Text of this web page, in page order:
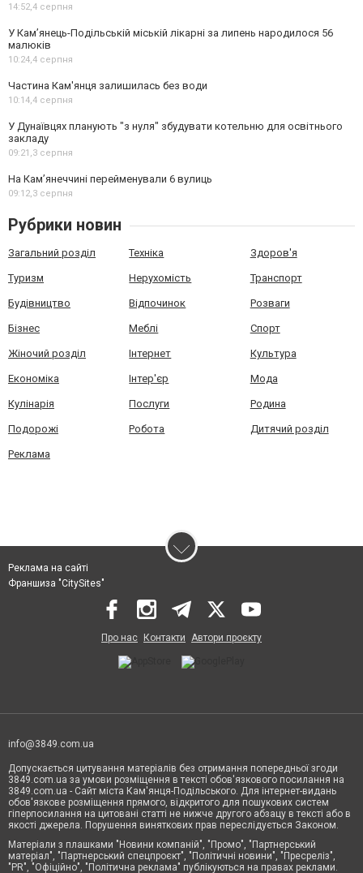
14:52,4 серпня
У Кам’янець-Подільській міській лікарні за липень народилося 56
малюків
10:24,4 серпня
Частина Кам'янця залишилась без води
10:14,4 серпня
У Дунаївцях планують "з нуля" збудувати котельню для освітнього
закладу
09:21,3 серпня
На Камʼянеччині перейменували 6 вулиць
09:12,3 серпня
Рубрики новин
Загальний розділ Техніка Здоров'я
Туризм Нерухомість Транспорт
Будівництво Відпочинок Розваги
Бізнес Меблі Спорт
Жіночий розділ Інтернет Культура
Економіка Інтер'єр Мода
Кулінарія Послуги Родина
Подорожі Робота Дитячий розділ
Реклама
Реклама на сайті
Франшиза "CitySites"
Про нас Контакти Автори проєкту
info@3849.com.ua
Допускається цитування матеріалів без отримання попередньої згоди
3849.com.ua за умови розміщення в тексті обов'язкового посилання на
3849.com.ua - Сайт міста Кам'янця-Подільського. Для інтернет-видань
обов'язкове розміщення прямого, відкритого для пошукових систем
гіперпосилання на цитовані статті не нижче другого абзацу в тексті або в
якості джерела. Порушення виняткових прав переслідується Законом.
Матеріали з плашками "Новини компаній", "Промо", "Партнерський
матеріал", "Партнерський спецпроєкт", "Політичні новини", "Пресреліз",
"PR", "Офіційно", "Політична реклама" публікуються на правах реклами.